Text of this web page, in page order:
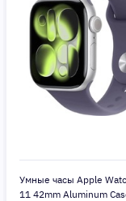
Умные часы Apple
11 42mm Aluminum